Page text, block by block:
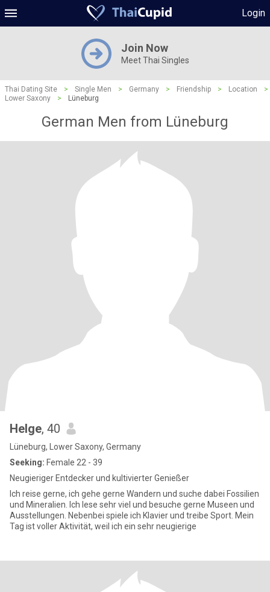
Login
Join Now
Meet Thai Singles
Thai Dating Site > Single Men > Germany > Friendship > Location
>
Lower Saxony
> Lüneburg
German Men from Lüneburg
Helge, 40
Lüneburg, Lower Saxony, Germany
Seeking: Female 22 - 39
Neugieriger Entdecker und kultivierter Genießer
Ich reise gerne, ich gehe gerne Wandern und suche dabei Fossilien
und Mineralien. Ich lese sehr viel und besuche gerne Museen und
Ausstellungen. Nebenbei spiele ich Klavier und treibe Sport. Mein
Tag ist voller Aktivität, weil ich ein sehr neugierige